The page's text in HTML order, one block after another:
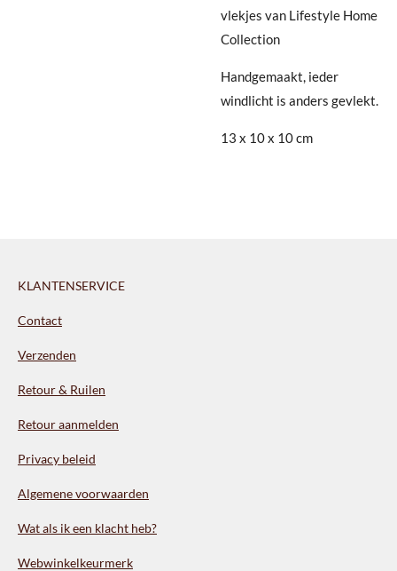
vlekjes van Lifestyle Home
Collection
Handgemaakt, ieder
windlicht is anders gevlekt.
13 x 10 x 10 cm
KLANTENSERVICE
Contact
Verzenden
Retour & Ruilen
Retour aanmelden
Privacy beleid
Algemene voorwaarden
Wat als ik een klacht heb?
Webwinkelkeurmerk